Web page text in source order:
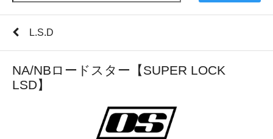
L.S.D
NA/NBロードスター【SUPER LOCK
LSD】